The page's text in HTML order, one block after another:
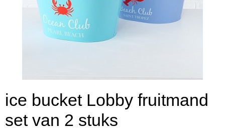
ice bucket Lobby fruitmand
set van 2 stuks